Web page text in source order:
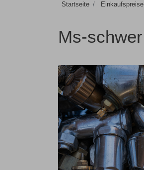
Startseite Einkaufspreise
Ms-schwer